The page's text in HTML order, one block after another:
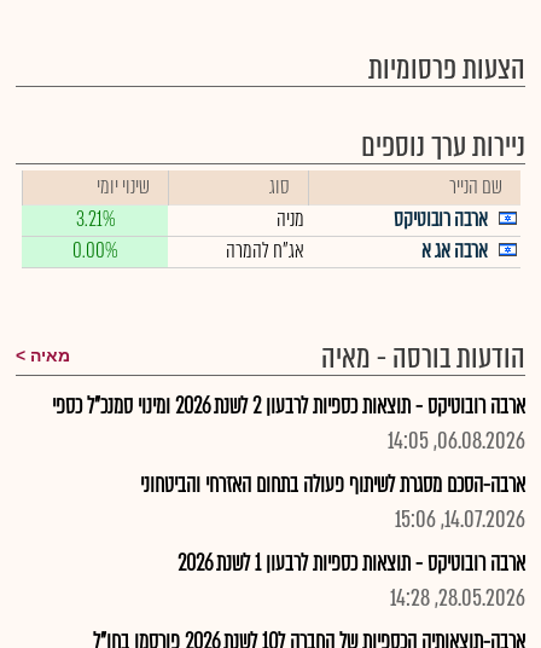
הצעות פרסומיות
ניירות ערך נוספים
שם הנייר סוג
שינוי יומי
ארבה רובוטיקס
מניה
3.21%
ארבה אג א
אג"ח להמרה 0.00%
הודעות בורסה - מאיה מאיה
ארבה רובוטיקס - תוצאות כספיות לרבעון 2 לשנת 2026 ומינוי סמנכ"ל כספי
06.08.2026, 14:05
ארבה-הסכם מסגרת לשיתוף פעולה בתחום האזרחי והביטחוני
14.07.2026, 15:06
ארבה רובוטיקס - תוצאות כספיות לרבעון 1 לשנת 2026
28.05.2026, 14:28